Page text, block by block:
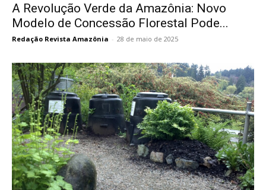
A Revolução Verde da Amazônia: Novo
Modelo de Concessão Florestal Pode...
Redação Revista Amazônia - 28 de maio de 2025